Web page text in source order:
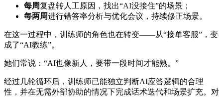
每周复盘转人工原因，找出“AI没接住”的场景；
每两周进行错答率分析与优化会议，持续修正场景。
在这一过程中，训练师的角色也在转变——从“接单客服”，变
成了“AI教练”。
她们常说：“AI也像新人，要带一段时间才能熟。”
经过几轮循环后，训练师已能独立判断AI应答逻辑的合理
性，并在无需外部协助的情况下完成话术迭代和场景扩充。对